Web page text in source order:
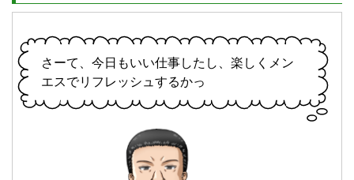
さーて、今日もいい仕事したし、楽しくメン
エスでリフレッシュするかっ